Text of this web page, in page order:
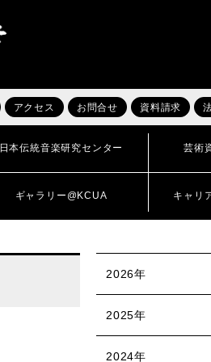
アクセス お問合せ 資料請求
日本伝統音楽研究センター 芸術
ギャラリー@KCUA キャリ
2026年
2025年
2024年